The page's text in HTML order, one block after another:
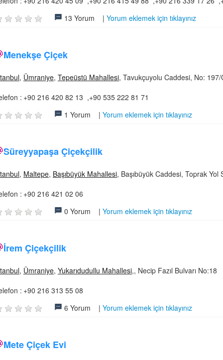
13 Yorum | Yorum eklemek için tıklayınız
Menekşe Çiçek
, Ümraniye, Tepeüstü Mahallesi, Tavukçuyolu Caddesi, No: 197/
: +90 216 420 82 13 ,+90 535 222 81 71
1 Yorum | Yorum eklemek için tıklayınız
Süreyyapaşa Çiçekçilik
, Maltepe, Başıbüyük Mahallesi, Başıbüyük Caddesi, Toprak Yol
: +90 216 421 02 06
0 Yorum | Yorum eklemek için tıklayınız
İrem Çiçekçilik
, Ümraniye, Yukarıdudullu Mahallesi,, Necip Fazıl Bulvarı No:18
: +90 216 313 55 08
6 Yorum | Yorum eklemek için tıklayınız
Mete Çiçek Evi